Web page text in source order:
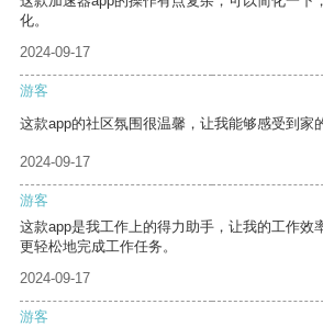
化。
2024-09-17
游客
这款app的社区氛围很温馨，让我能够感受到家
2024-09-17
游客
这款app是我工作上的得力助手，让我的工作效
更轻松地完成工作任务。
2024-09-17
游客